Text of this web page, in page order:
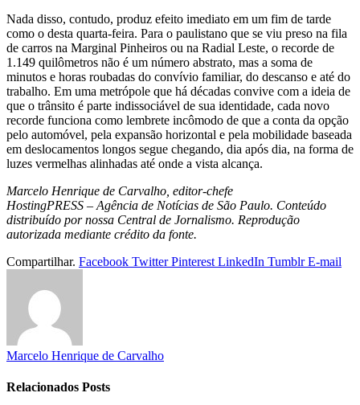
Nada disso, contudo, produz efeito imediato em um fim de tarde
como o desta quarta‑feira. Para o paulistano que se viu preso na fila
de carros na Marginal Pinheiros ou na Radial Leste, o recorde de
1.149 quilômetros não é um número abstrato, mas a soma de
minutos e horas roubadas do convívio familiar, do descanso e até do
trabalho. Em uma metrópole que há décadas convive com a ideia de
que o trânsito é parte indissociável de sua identidade, cada novo
recorde funciona como lembrete incômodo de que a conta da opção
pelo automóvel, pela expansão horizontal e pela mobilidade baseada
em deslocamentos longos segue chegando, dia após dia, na forma de
luzes vermelhas alinhadas até onde a vista alcança.
Marcelo Henrique de Carvalho, editor-chefe
HostingPRESS – Agência de Notícias de São Paulo. Conteúdo
distribuído por nossa Central de Jornalismo. Reprodução
autorizada mediante crédito da fonte.
Compartilhar. Facebook Twitter Pinterest LinkedIn Tumblr E-mail
Marcelo Henrique de Carvalho
Relacionados Posts